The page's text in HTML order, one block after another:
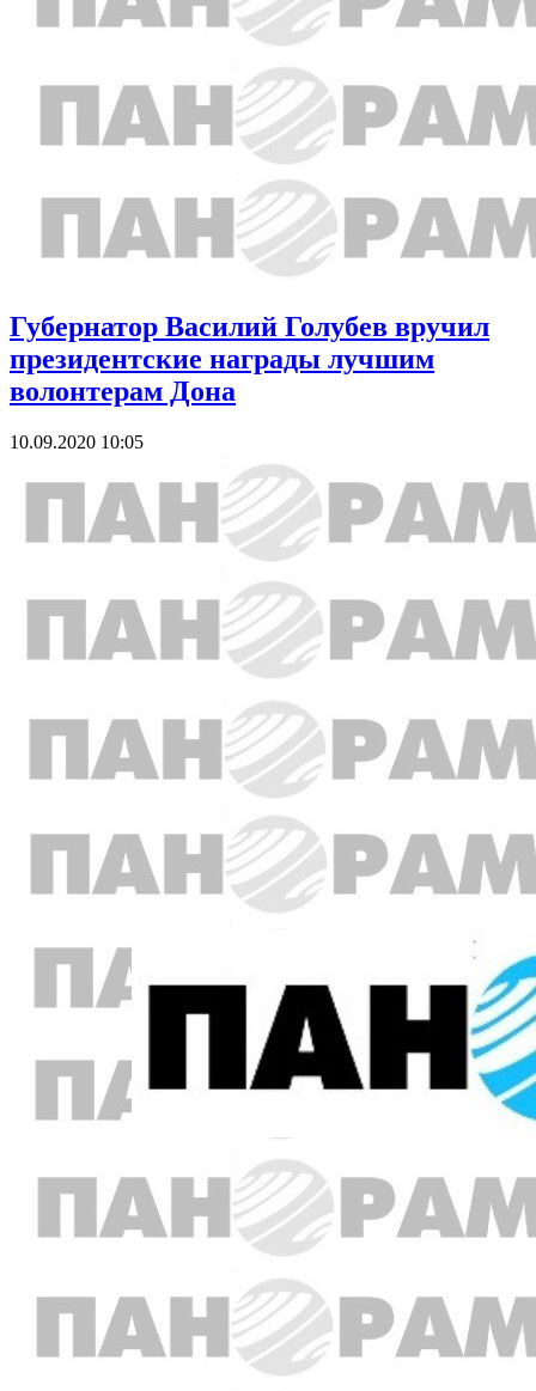
Губернатор Василий Голубев вручил
президентские награды лучшим
волонтерам Дона
10.09.2020 10:05